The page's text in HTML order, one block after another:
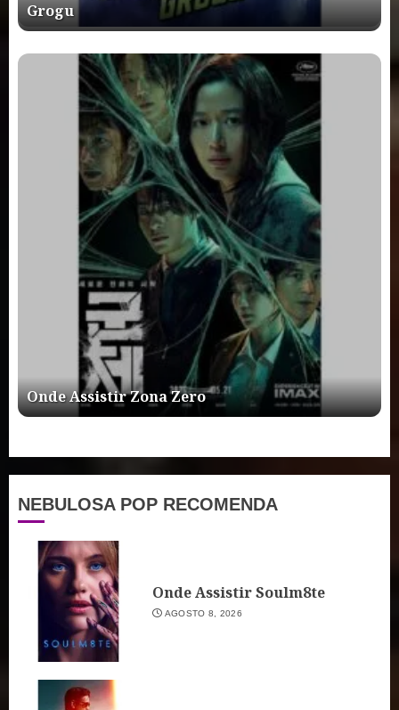
Grogu
Onde Assistir Zona Zero
NEBULOSA POP RECOMENDA
Onde Assistir Soulm8te
AGOSTO 8, 2026